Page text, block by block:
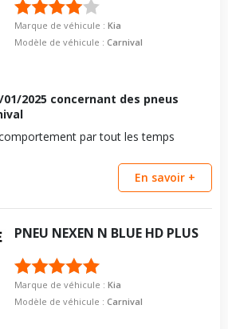
Diesel
D4HE
Traction avant
M12x1.5
boulon
21
Marque de véhicule : Kia
Modèle de véhicule : Carnival
01/2025 concernant des pneus
par tout les temps
En savoir +
PNEU NEXEN N BLUE HD PLUS
Marque de véhicule : Kia
Modèle de véhicule : Carnival